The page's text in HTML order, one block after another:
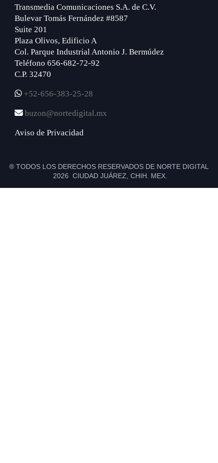
Transmedia Comunicaciones S.A. de C.V.
Bulevar Tomás Fernández #8587
Suite 201
Plaza Olivos, Edificio A
Col. Parque Industrial Antonio J. Bermúdez
Teléfono 656-682-72-92
C.P. 32470
+52-656-383-25-28
buzon@nortedigital.mx
Aviso de Privacidad
® TODOS LOS DERECHOS RESERVADOS DE NORTE DIGITAL
2026 CIUDAD JUÁREZ, CHIH. MEX.